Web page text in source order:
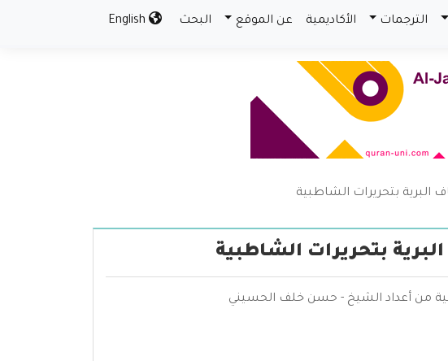
الترجمات الأكاديمية عن الموقع البحث
البرية بتحريرات الشاطبية
بتحريرات الشاطبية
من أعداد الشيخ - حسن خلف الحسيني